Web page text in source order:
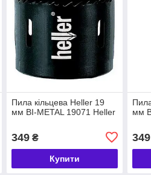
Пила кільцева Heller 19
мм BI-METAL 19071 Heller
349₴
Купити
мм
349